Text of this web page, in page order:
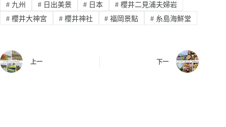
#九州 #日出美景 # 日本 # 櫻井二見浦夫婦岩
#櫻井大神宮 #櫻井神社 # 福岡景點 # 糸島海鮮堂
上一 下一